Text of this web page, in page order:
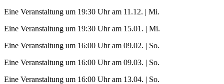
Eine Veranstaltung um 19:30 Uhr am 11.12. | Mi.
Eine Veranstaltung um 19:30 Uhr am 15.01. | Mi.
Eine Veranstaltung um 16:00 Uhr am 09.02. | So.
Eine Veranstaltung um 16:00 Uhr am 09.03. | So.
Eine Veranstaltung um 16:00 Uhr am 13.04. | So.